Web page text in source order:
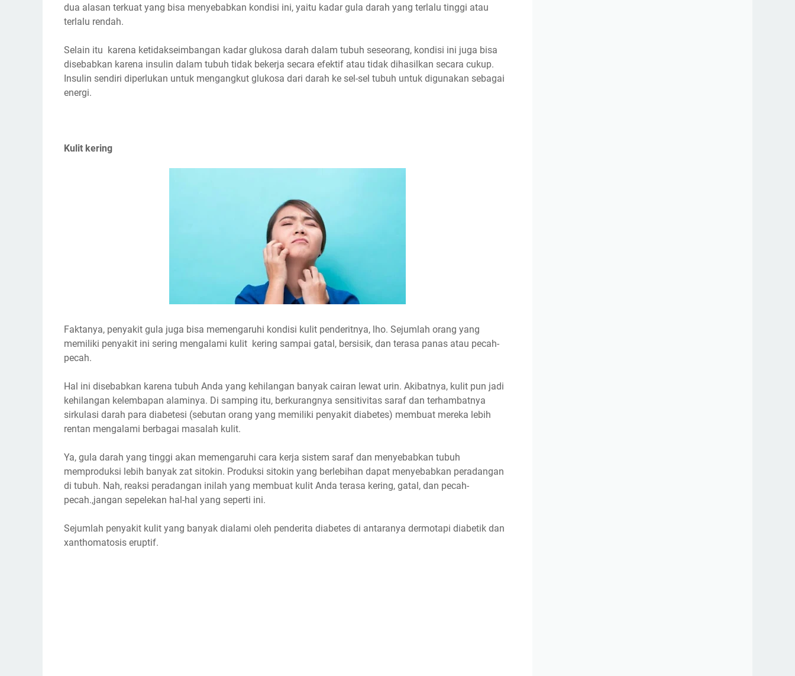
dua alasan terkuat yang bisa menyebabkan kondisi ini, yaitu kadar gula darah yang terlalu tinggi atau
terlalu rendah.
Selain itu karena ketidakseimbangan kadar glukosa darah dalam tubuh seseorang, kondisi ini juga bisa
disebabkan karena insulin dalam tubuh tidak bekerja secara efektif atau tidak dihasilkan secara cukup.
Insulin sendiri diperlukan untuk mengangkut glukosa dari darah ke sel-sel tubuh untuk digunakan sebagai
energi.
Kulit kering
Faktanya, penyakit gula juga bisa memengaruhi kondisi kulit penderitnya, lho. Sejumlah orang yang
memiliki penyakit ini sering mengalami kulit kering sampai gatal, bersisik, dan terasa panas atau pecah-
pecah.
Hal ini disebabkan karena tubuh Anda yang kehilangan banyak cairan lewat urin. Akibatnya, kulit pun jadi
kehilangan kelembapan alaminya. Di samping itu, berkurangnya sensitivitas saraf dan terhambatnya
sirkulasi darah para diabetesi (sebutan orang yang memiliki penyakit diabetes) membuat mereka lebih
rentan mengalami berbagai masalah kulit.
Ya, gula darah yang tinggi akan memengaruhi cara kerja sistem saraf dan menyebabkan tubuh
memproduksi lebih banyak zat sitokin. Produksi sitokin yang berlebihan dapat menyebabkan peradangan
di tubuh. Nah, reaksi peradangan inilah yang membuat kulit Anda terasa kering, gatal, dan pecah-
pecah.,jangan sepelekan hal-hal yang seperti ini.
Sejumlah penyakit kulit yang banyak dialami oleh penderita diabetes di antaranya dermotapi diabetik dan
xanthomatosis eruptif.